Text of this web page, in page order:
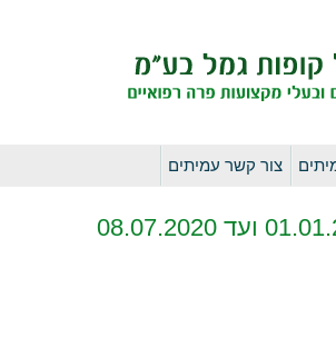
צור קשר עמיתים